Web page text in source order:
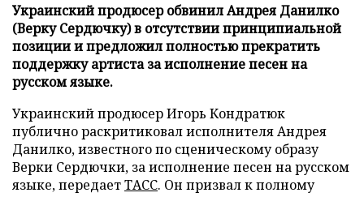
Украинский продюсер обвинил Андрея Данилко
(Верку Сердючку) в отсутствии принципиальной
позиции и предложил полностью прекратить
поддержку артиста за исполнение песен на
русском языке.
Украинский продюсер Игорь Кондратюк
публично раскритиковал исполнителя Андрея
Данилко, известного по сценическому образу
Верки Сердючки, за исполнение песен на русском
языке, передаетТАСС. Он призвал к полному